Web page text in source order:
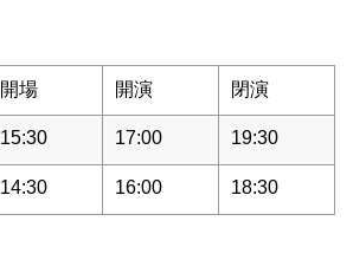
開場 開演 閉演
15:30 17:00 19:30
14:30 16:00 18:30